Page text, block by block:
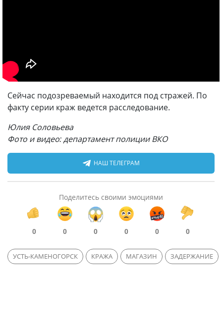
Сейчас подозреваемый находится под стражей. По
факту серии краж ведется расследование.
Юлия Соловьева
Фото и видео: департамент полиции ВКО
НАШ ТЕЛЕГРАМ
Поделитесь своими эмоциями
0 0 0 0 0 0
УСТЬ-КАМЕНОГОРСК КРАЖА МАГАЗИН ЗАДЕРЖАНИЕ